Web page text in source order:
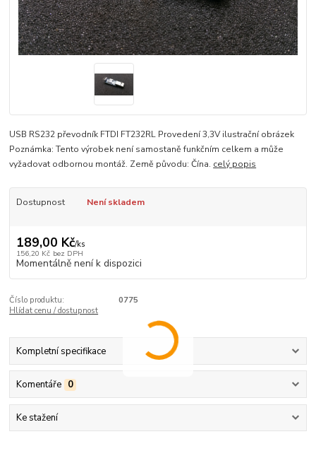
USB RS232 převodník FTDI FT232RL Provedení 3,3V ilustrační obrázek
Poznámka: Tento výrobek není samostaně funkčním celkem a může
vyžadovat odbornou montáž. Země původu: Čína. celý popis
Dostupnost Není skladem
189,00 Kč/ks
156,20 Kč bez DPH
Momentálně není k dispozici
Číslo produktu:
0775
Hlídat cenu / dostupnost
Kompletní specifikace
Komentáře 0
Ke stažení